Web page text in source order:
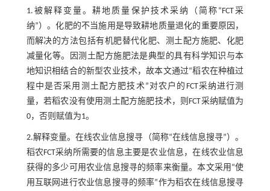
1.被解释变量。耕地质量保护技术采纳（简称“FCT采
纳”）。化肥的不当施用是导致耕地质量退化的重要原因，
而解决的方法包括有机肥替代化肥、测土配方施肥、化肥
减量化等。因测土配方施肥法是典型的具有科学知识与本
地知识相结合的新型农业技术，故本文通过“稻农在种植过
程中是否采用测土配方肥技术”对农户的FCT采纳进行测
量，若稻农没有使用测土配方施肥技术，则FCT采纳赋值为
0，否则赋值为1。
2.解释变量。在线农业信息搜寻（简称“在线信息搜寻”）。
稻农FCT采纳所需要的信息主要是农业信息，在线农业信息
获得的多少可用农业信息搜寻的频率来衡量。本文采用“使
用互联网进行农业信息搜寻的频率”作为稻农在线信息搜寻